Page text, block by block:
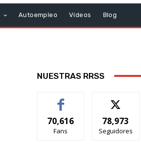
Autoempleo Vídeos Blog
NUESTRAS RRSS
70,616
Fans
78,973
Seguidores